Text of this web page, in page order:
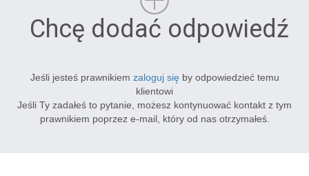
Chcę dodać odpowiedź
Jeśli jesteś prawnikiem zaloguj się by odpowiedzieć temu
klientowi
Jeśli Ty zadałeś to pytanie, możesz kontynuować kontakt z tym
prawnikiem poprzez e-mail, który od nas otrzymałeś.